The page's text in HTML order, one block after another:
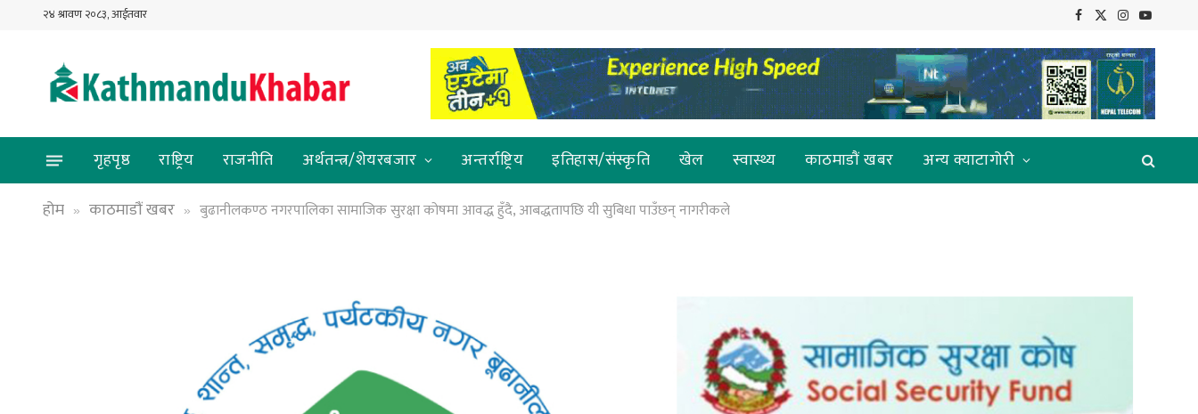
२४ श्रावण २०८३, आईतवार Facebook
X
Instagram
YouTube
गृहपृष्ठ राष्ट्रिय राजनीति अर्थतन्त्र/शेयरबजार अन्तर्राष्ट्रिय इतिहास/संस्कृति खेल स्वास्थ्य काठमाडौं खबर
अन्य क्याटागोरी
होम
» काठमाडौं खबर » बुढानीलकण्ठ नगरपालिका सामाजिक सुरक्षा कोषमा आवद्ध हुँदै, आबद्धतापछि यी सुबिधा पाउँछन् नागरीकले